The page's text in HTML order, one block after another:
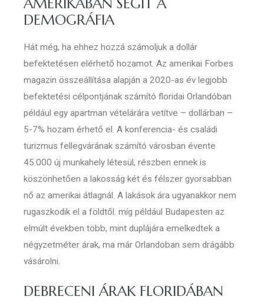
DEMOGRÁFIA
Hát még, ha ehhez hozzá számoljuk a dollár
befektetésen elérhető hozamot. Az amerikai Forbes
magazin összeállítása alapján a 2020-as év legjobb
befektetési célpontjának számító floridai Orlandóban
például egy apartman vételárára vetítve – dollárban –
5-7% hozam érhető el. A konferencia- és családi
turizmus fellegvárának számító városban évente
45.000 új munkahely létesül, részben ennek is
köszönhetően a lakosság két és félszer gyorsabban
nő az amerikai átlagnál. A lakások ára ugyanakkor nem
rugaszkodik el a földtől: míg például Budapesten az
elmúlt években több, mint duplájára emelkedtek a
négyzetméter árak, ma már Orlandoban sem drágább
vásárolni.
DEBRECENI ÁRAK FLORIDÁBAN